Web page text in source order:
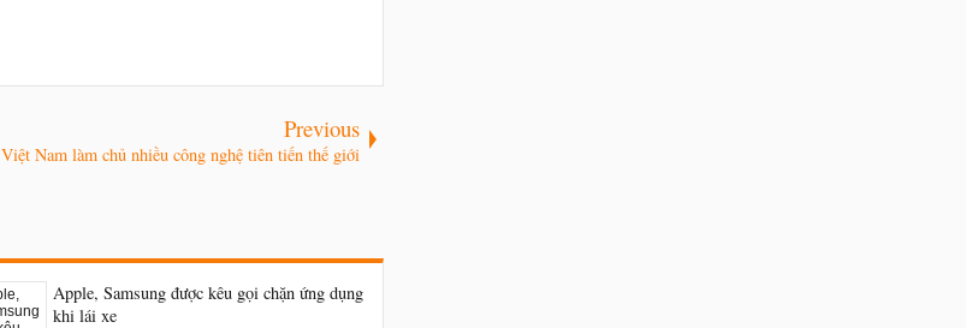
Previous
Việt Nam làm chủ nhiều công nghệ tiên tiến thế giới
Apple, Samsung được kêu gọi chặn ứng dụng
khi lái xe